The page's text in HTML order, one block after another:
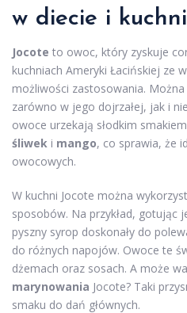
w diecie i
Jocote to owoc, który zyskuje
kuchniach Ameryki Łacińskiej ze
możliwości zastosowania.
zarówno w jego dojrzałej, jak i
owoce urzekają słodkim
śliwek i mango, co sprawia, że
owocowych.
W kuchni Jocote można
sposobów. Na przykład, gotując
pyszny syrop doskonały do
do różnych napojów. Owoce te
dżemach oraz sosach. A może
marynowania Jocote? Taki
smaku do dań głównych.